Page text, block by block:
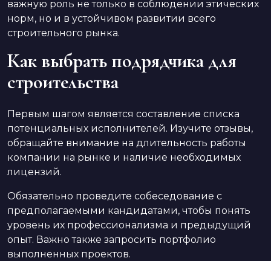
важную роль не только в соблюдении этических
норм, но и в устойчивом развитии всего
строительного рынка.
Как выбрать подрядчика для
строительства
Первым шагом является составление списка
потенциальных исполнителей. Изучите отзывы,
обращайте внимание на длительность работы
компании на рынке и наличие необходимых
лицензий.
Обязательно проведите собеседование с
предполагаемыми кандидатами, чтобы понять
уровень их профессионализма и предыдущий
опыт. Важно также запросить портфолио
выполненных проектов.